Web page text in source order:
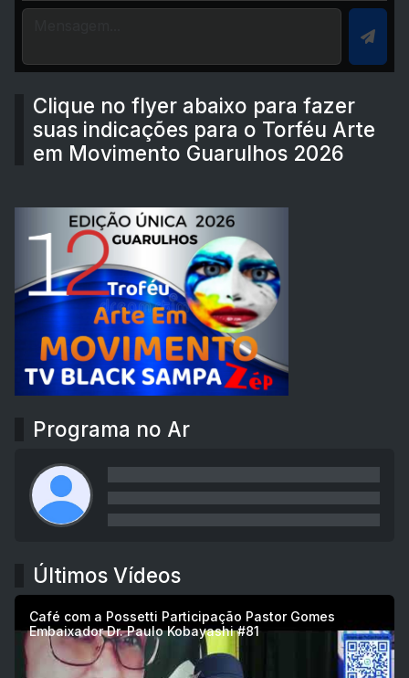
Clique no flyer abaixo para fazer
suas indicações para o Torféu Arte
em Movimento Guarulhos 2026
Programa no Ar
Últimos Vídeos
Café com a Possetti Participação Pastor Gomes
Embaixador Dr. Paulo Kobayashi #81